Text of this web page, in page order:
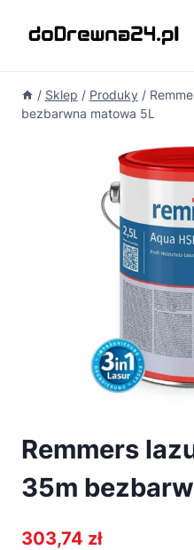
/ Sklep / Produky /
bezbarwna matowa 5L
Remmers
35m
303,74 zł